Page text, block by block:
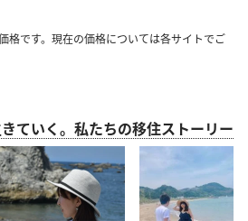
格です。現在の価格については各サイトでご
ていく。私たちの移住ストーリー